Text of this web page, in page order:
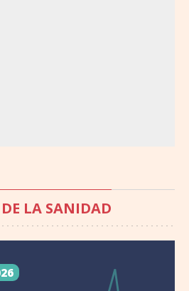
LA SANIDAD